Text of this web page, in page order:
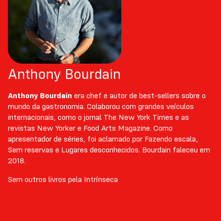
Anthony Bourdain
Anthony Bourdain era chef e autor de best-sellers sobre o
mundo da gastronomia. Colaborou com grandes veículos
internacionais, como o jornal The New York Times e as
revistas New Yorker e Food Arts Magazine. Como
apresentador de séries, foi aclamado por Fazendo escala,
Sem reservas e Lugares desconhecidos. Bourdain faleceu em
2018.
Sem outros livros pela Intrínseca